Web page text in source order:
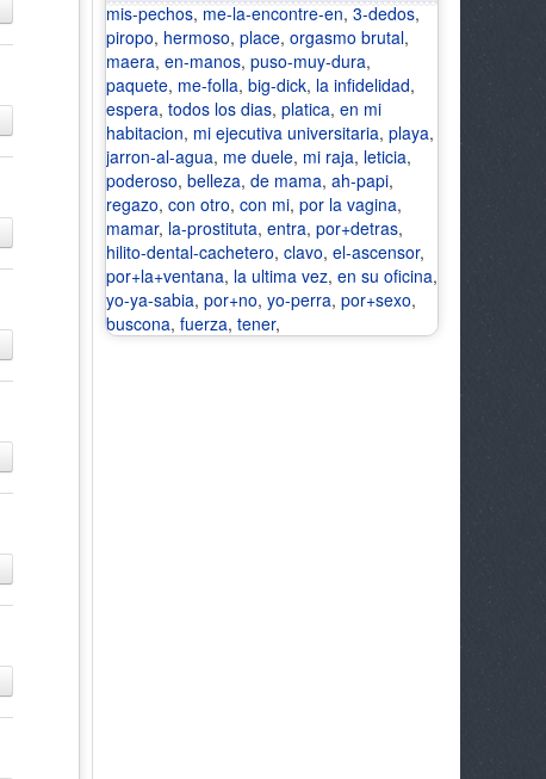
mis-pechos, me-la-encontre-en, 3-dedos,
piropo, hermoso, place, orgasmo brutal,
maera, en-manos, puso-muy-dura,
paquete, me-folla, big-dick, la infidelidad,
espera, todos los dias, platica, en mi
habitacion, mi ejecutiva universitaria, playa,
jarron-al-agua, me duele, mi raja, leticia,
poderoso, belleza, de mama, ah-papi,
regazo, con otro, con mi, por la vagina,
mamar, la-prostituta, entra, por+detras,
hilito-dental-cachetero, clavo, el-ascensor,
por+la+ventana, la ultima vez, en su oficina,
yo-ya-sabia, por+no, yo-perra, por+sexo,
buscona, fuerza, tener,